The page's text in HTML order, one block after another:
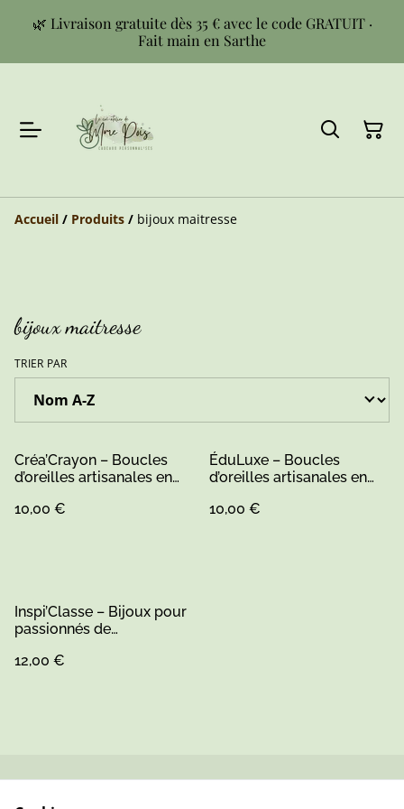
🌿 Livraison gratuite dès 35 € avec le code GRATUIT ·
Fait main en Sarthe
Accueil / Produits / bijoux maitresse
bijoux maitresse
TRIER PAR
Créa’Crayon – Boucles
d’oreilles artisanales en
10,00 €
ÉduLuxe – Boucles
d’oreilles artisanales en
10,00 €
Inspi’Classe – Bijoux pour
passionnés de
12,00 €